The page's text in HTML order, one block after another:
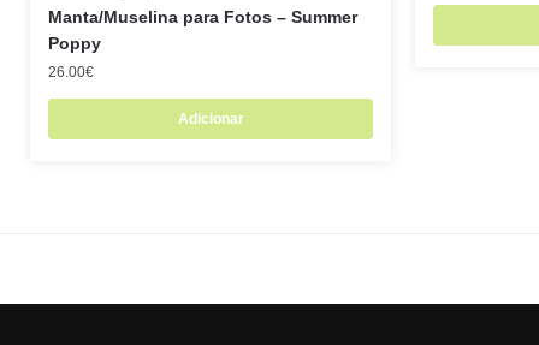
Manta/Muselina para Fotos – Summer
Poppy
26.00€
Adicionar